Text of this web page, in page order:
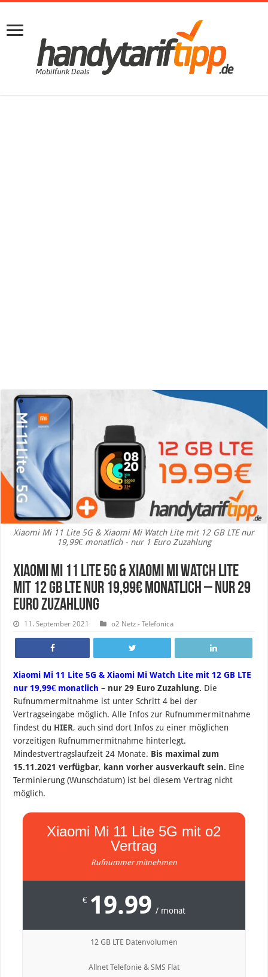
Xiaomi Mi 11 Lite 5G & Xiaomi Mi Watch Lite mit 12 GB LTE nur
19,99€ monatlich - nur 1 Euro Zuzahlung
Xiaomi Mi 11 Lite 5G & Xiaomi Mi Watch Lite
mit 12 GB LTE nur 19,99€ monatlich – nur 29
Euro Zuzahlung
11. September 2021 o2 Netz - Telefonica
Xiaomi Mi 11 Lite 5G & Xiaomi Mi Watch Lite mit 12 GB LTE
nur 19,99€ monatlich – nur 29 Euro Zuzahlung. Die
Rufnummermitnahme ist unter Schritt 4 bei der
Vertragseingabe möglich. Alle Infos zur Rufnummermitnahme
findest du HIER,auch sind dort Infos zu einer möglichen
vorzeitigen Rufnummermitnahme hinterlegt.
Mindestvertragslaufzeit 24 Monate. Bis maximal zum
15.11.2021 verfügbar, kann vorher ausverkauft sein. Eine
Terminierung (Wunschdatum) ist bei diesem Vertrag nicht
möglich.
Xiaomi Mi 11 Lite 5G mit o2
Vertrag
Rufnummer mitnehmen
€ 19.99 / monat
12 GB LTE Datenvolumen
Allnet Telefonie & SMS Flat